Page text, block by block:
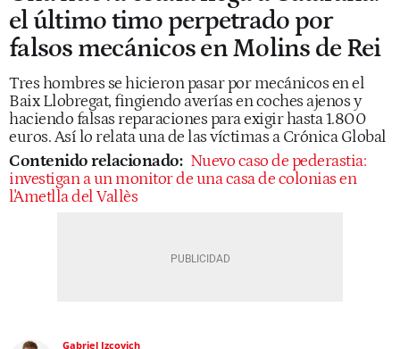
el último timo perpetrado por
falsos mecánicos en Molins de Rei
Tres hombres se hicieron pasar por mecánicos en el
Baix Llobregat, fingiendo averías en coches ajenos y
haciendo falsas reparaciones para exigir hasta 1.800
euros. Así lo relata una de las víctimas a Crónica Global
Contenido relacionado: Nuevo caso de pederastia:
investigan a un monitor de una casa de colonias en
l'Ametlla del Vallès
Gabriel Izcovich